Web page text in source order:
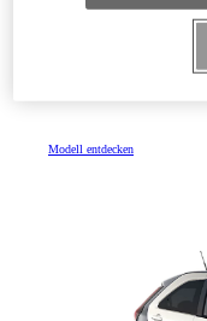
Modell entdecken